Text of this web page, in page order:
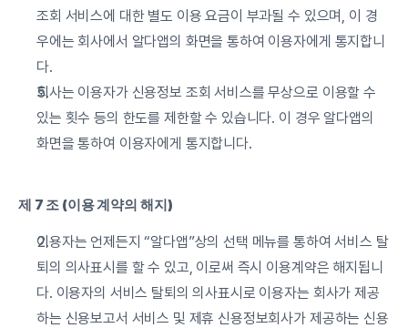
조회 서비스에 대한 별도 이용 요금이 부과될 수 있으며, 이 경
우에는 회사에서 알다앱의 화면을 통하여 이용자에게 통지합니
다.
회사는 이용자가 신용정보 조회 서비스를 무상으로 이용할 수
있는 횟수 등의 한도를 제한할 수 있습니다. 이 경우 알다앱의
화면을 통하여 이용자에게 통지합니다.
제 7 조 (이용 계약의 해지)
이용자는 언제든지 “알다앱”상의 선택 메뉴를 통하여 서비스 탈
퇴의 의사표시를 할 수 있고, 이로써 즉시 이용계약은 해지됩니
다. 이용자의 서비스 탈퇴의 의사표시로 이용자는 회사가 제공
하는 신용보고서 서비스 및 제휴 신용정보회사가 제공하는 신용